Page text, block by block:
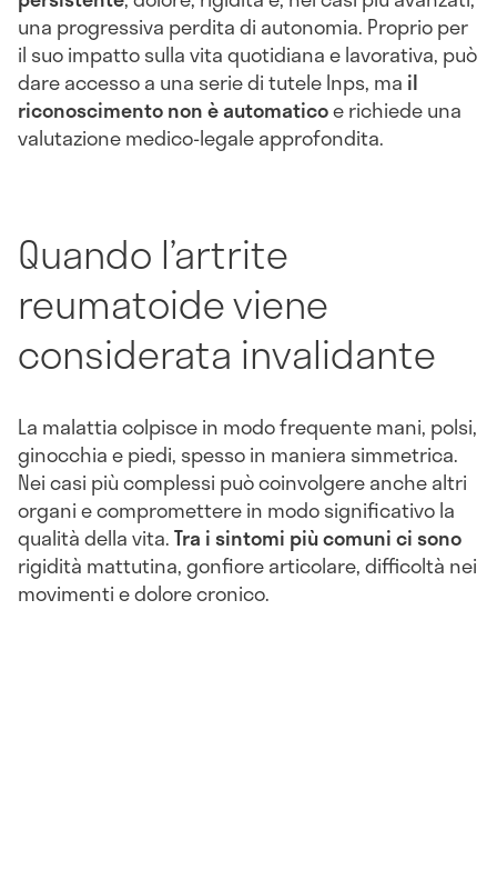
una progressiva perdita di autonomia. Proprio per
il suo impatto sulla vita quotidiana e lavorativa, può
dare accesso a una serie di tutele Inps, ma il
riconoscimento non è automaticoe richiede una
valutazione medico-legale approfondita.
Quando l’artrite
reumatoide viene
considerata invalidante
La malattia colpisce in modo frequente mani, polsi,
ginocchia e piedi, spesso in maniera simmetrica.
Nei casi più complessi può coinvolgere anche altri
organi e compromettere in modo significativo la
qualità della vita.Tra i sintomi più comuni ci sono
rigidità mattutina, gonfiore articolare, difficoltà nei
movimenti e dolore cronico.